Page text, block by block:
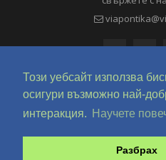
Този уебсайт използва
осигури възможно най-
интеракция.
Научете
Разбрах
Copyright © 2018-2024
Development @